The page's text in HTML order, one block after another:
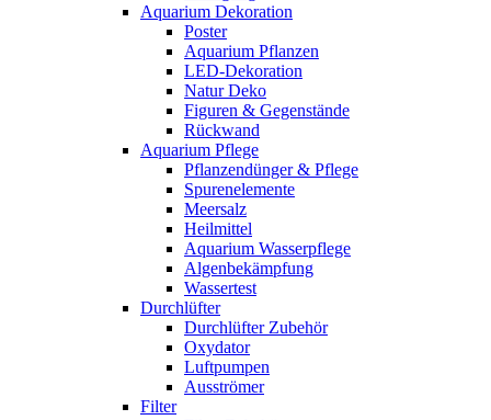
Aquarium Dekoration
Poster
Aquarium Pflanzen
LED-Dekoration
Natur Deko
Figuren & Gegenstände
Rückwand
Aquarium Pflege
Pflanzendünger & Pflege
Spurenelemente
Meersalz
Heilmittel
Aquarium Wasserpflege
Algenbekämpfung
Wassertest
Durchlüfter
Durchlüfter Zubehör
Oxydator
Luftpumpen
Ausströmer
Filter